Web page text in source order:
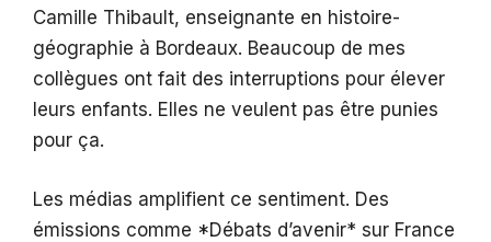
Camille Thibault, enseignante en histoire-
géographie à Bordeaux. Beaucoup de mes
collègues ont fait des interruptions pour élever
leurs enfants. Elles ne veulent pas être punies
pour ça.
Les médias amplifient ce sentiment. Des
émissions comme *Débats d’avenir* sur France